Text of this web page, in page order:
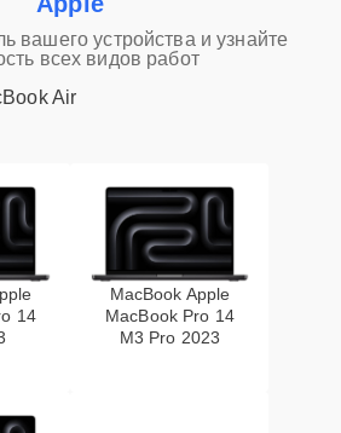
вашего устройства и узнайте
всех видов работ
Air
14
MacBook Apple
MacBook Pro 14
M3 Pro 2023